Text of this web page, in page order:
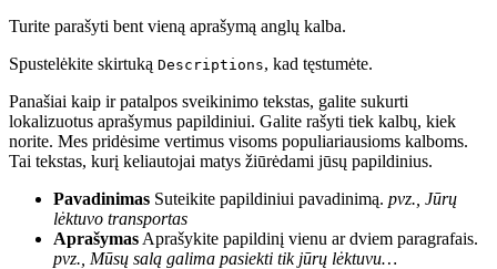
Turite parašyti bent vieną aprašymą anglų kalba.
Spustelėkite skirtuką Descriptions, kad tęstumėte.
Panašiai kaip ir patalpos sveikinimo tekstas, galite sukurti
lokalizuotus aprašymus papildiniui. Galite rašyti tiek kalbų, kiek
norite. Mes pridėsime vertimus visoms populiariausioms kalboms.
Tai tekstas, kurį keliautojai matys žiūrėdami jūsų papildinius.
Pavadinimas Suteikite papildiniui pavadinimą. pvz., Jūrų
lėktuvo transportas
Aprašymas Aprašykite papildinį vienu ar dviem paragrafais.
pvz., Mūsų salą galima pasiekti tik jūrų lėktuvu…